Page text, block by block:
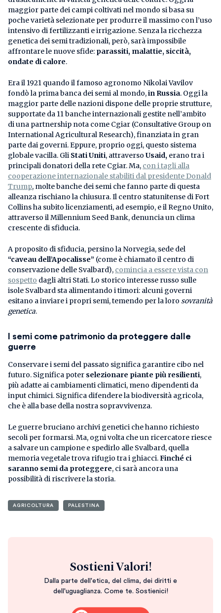
maggior parte dei campi coltivati nel mondo si basa su
poche varietà selezionate per produrre il massimo con l’uso
intensivo di fertilizzanti e irrigazione. Senza la ricchezza
genetica dei semi tradizionali, però, sarà impossibile
affrontare le nuove sfide: parassiti, malattie, siccità,
ondate di calore.
Era il 1921 quando il famoso agronomo Nikolai Vavilov
fondò la prima banca dei semi al mondo,in Russia. Oggi la
maggior parte delle nazioni dispone delle proprie strutture,
supportate da 11 banche internazionali gestite nell’ambito
di una partnership nota come Cgiar (Consultative Group on
International Agricultural Research), finanziata in gran
parte dai governi. Eppure, proprio oggi, questo sistema
globale vacilla. Gli Stati Uniti, attraverso Usaid, erano tra i
principali donatori della rete Cgiar. Ma, con i tagli alla
cooperazione internazionale stabiliti dal presidente Donald
Trump, molte banche dei semi che fanno parte di questa
alleanza rischiano la chiusura. Il centro statunitense di Fort
Collins ha subito licenziamenti, ad esempio, e il Regno Unito,
attraverso il Millennium Seed Bank, denuncia un clima
crescente di sfiducia.
A proposito di sfiducia, persino la Norvegia, sede del
“caveau dell’Apocalisse” (come è chiamato il centro di
conservazione delle Svalbard), comincia a essere vista con
sospetto dagli altri Stati. Lo storico interesse russo sulle
isole Svalbard sta alimentando i timori: alcuni governi
esitano a inviare i propri semi, temendo per la loro sovranità
genetica.
I semi come patrimonio da proteggere dalle
guerre
Conservare i semi del passato significa garantire cibo nel
futuro. Significa poter selezionare piante più resilienti,
più adatte ai cambiamenti climatici, meno dipendenti da
input chimici. Significa difendere la biodiversità agricola,
che è alla base della nostra sopravvivenza.
Le guerre bruciano archivi genetici che hanno richiesto
secoli per formarsi. Ma, ogni volta che un ricercatore riesce
a salvare un campione e spedirlo alle Svalbard, quella
memoria vegetale trova rifugio tra i ghiacci.Finché ci
saranno semi da proteggere, ci sarà ancora una
possibilità di riscrivere la storia.
AGRICOLTURA PALESTINA
Sostieni Valori!
Dalla parte dell'etica, del clima, dei diritti e
dell'uguaglianza. Come te. Sostienici!